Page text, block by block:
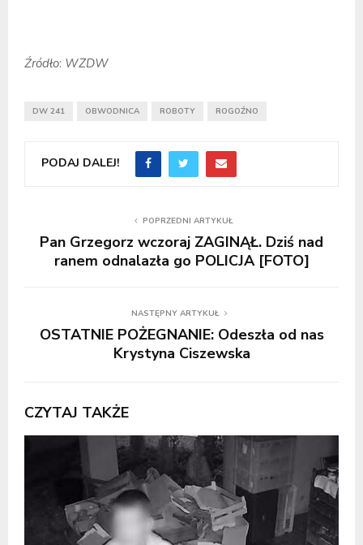
Źródło: WZDW
DW 241 OBWODNICA ROBOTY ROGOŹNO
PODAJ DALEJ!
POPRZEDNI ARTYKUŁ
Pan Grzegorz wczoraj ZAGINĄŁ. Dziś nad
ranem odnalazła go POLICJA [FOTO]
NASTĘPNY ARTYKUŁ
OSTATNIE POŻEGNANIE: Odeszła od nas
Krystyna Ciszewska
CZYTAJ TAKŻE